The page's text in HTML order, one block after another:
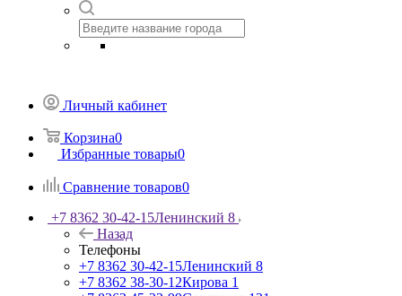
Личный кабинет
Корзина0
Избранные товары0
Сравнение товаров0
+7 8362 30-42-15Ленинский 8
Назад
Телефоны
+7 8362 30-42-15Ленинский 8
+7 8362 38-30-12Кирова 1